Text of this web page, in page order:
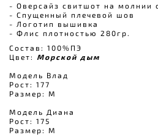
- Оверсайз свитшот на молнии
- Спущенный плечевой шов⠀
- Логотип вышивка ⠀
- Флис плотностью 280гр.⠀
Состав: 100%ПЭ
Цвет: Морской дым
Модель Влад
Рост: 177
Размер: М
Модель Диана
Рост: 175
Размер: M